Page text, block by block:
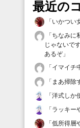
最近の
「いかつい
「ちなみに
じゃないで
あるぞ」
「イマイチ
「 まあ掃除
「洋式しか
「ラッキー
「低所得層